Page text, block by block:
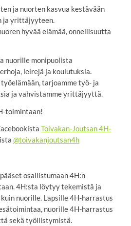
ja nuorten kasvua kestävään
ja yrittäjyyteen.
hyvää elämää, onnellisuutta
nuorille monipuolista
leirejä ja koulutuksia.
tarjoamme työ- ja
ja vahvistamme yrittäjyyttä.
toimintaan!
Toivakan-Joutsan 4H-
@toivakanjoutsan4h
osallistumaan 4H:n
4H:sta löytyy tekemistä ja
nuorille. Lapsille 4H-harrastus
nuorille 4H-harrastus
sekä työllistymistä.